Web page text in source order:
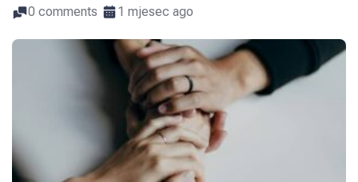
0 comments 1 mjesec ago